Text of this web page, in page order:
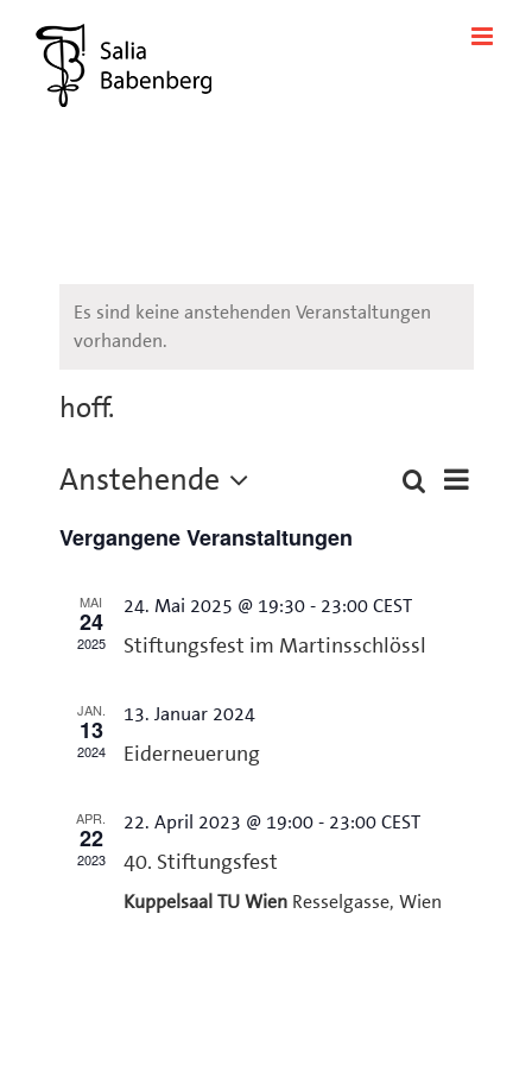
Inhalt
springen
Es sind keine anstehenden Veranstaltungen
vorhanden.
hoff.
Suche
Liste
Anstehende
wählen.
Vergangene Veranstaltungen
MAI
24
2025
24. Mai 2025 @ 19:30- 23:00 CEST
Stiftungsfest im Martinsschlössl
JAN.
13
2024
13. Januar 2024
Eiderneuerung
APR.
22
2023
22. April 2023 @ 19:00- 23:00 CEST
40. Stiftungsfest
Kuppelsaal TU Wien Resselgasse, Wien